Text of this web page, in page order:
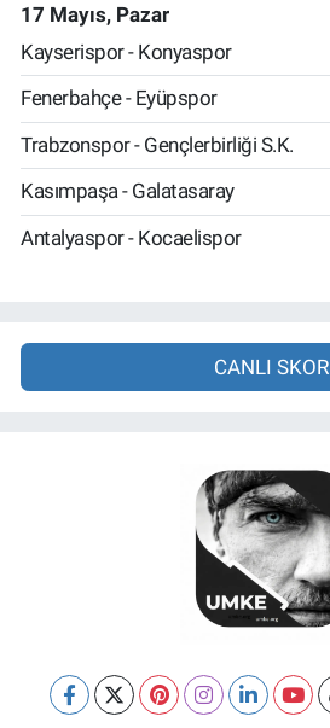
17 Mayıs, Pazar
Kayserispor - Konyaspor
Fenerbahçe - Eyüpspor
Trabzonspor - Gençlerbirliği S.K.
Kasımpaşa - Galatasaray
Antalyaspor - Kocaelispor
CANLI SKOR